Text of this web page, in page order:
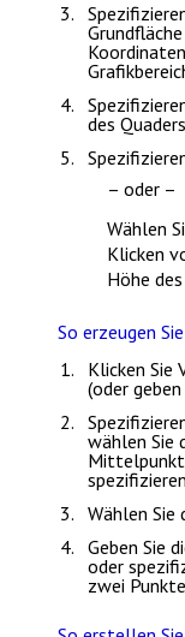
des
– oder –
Wählen
Klicken
Höhe
So erzeugen
Klicken Sie
(oder
wählen Sie
Mittelpunkt
Wählen
Geben Sie
oder
zwei